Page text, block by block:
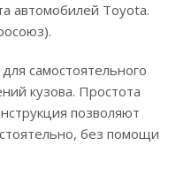
автомобилей Toyota.
самостоятельного
кузова. Простота
позволяют
без помощи